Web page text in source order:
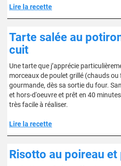
Lire la recette
Tarte salée au
cuit
Une tarte que j’apprécie
morceaux de poulet grillé (chauds ou
gourmande, dès sa sortie du four.
et hors-d'oeuvre et prêt en 40
très facile à réaliser.
Lire la recette
Risotto au poireau